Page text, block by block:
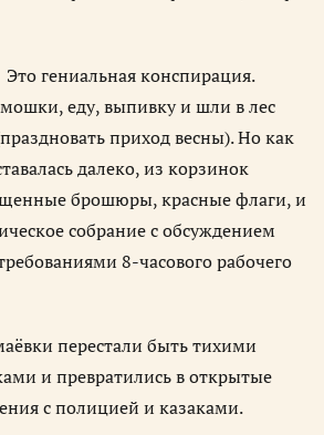
гениальная конспирация.
еду, выпивку и шли в лес
приход весны). Но как
далеко, из корзинок
брошюры, красные флаги, и
собрание с обсуждением
8-часового рабочего
перестали быть тихими
и превратились в открытые
с полицией и казаками.